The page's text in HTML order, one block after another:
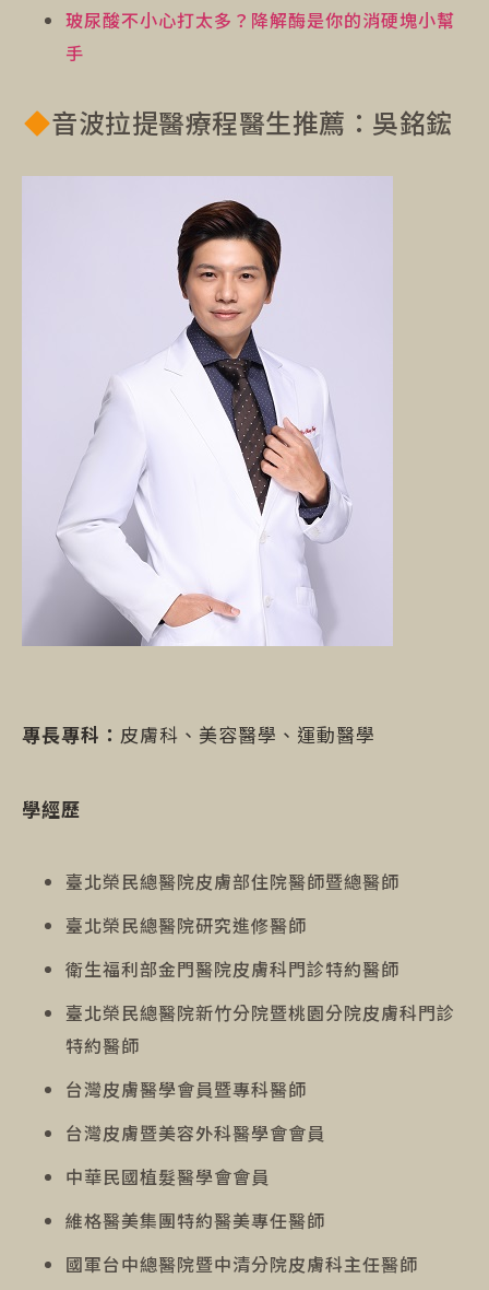
玻尿酸不小心打太多？降解酶是你的消硬塊小幫
手
音波拉提醫療程醫生推薦：吳銘鋐
專長專科： 皮膚科、美容醫學、運動醫學
學經歷
臺北榮民總醫院皮膚部住院醫師暨總醫師
臺北榮民總醫院研究進修醫師
衛生福利部金門醫院皮膚科門診特約醫師
臺北榮民總醫院新竹分院暨桃園分院皮膚科門診
特約醫師
台灣皮膚醫學會員暨專科醫師
台灣皮膚暨美容外科醫學會會員
中華民國植髮醫學會會員
維格醫美集團特約醫美專任醫師
國軍台中總醫院暨中清分院皮膚科主任醫師